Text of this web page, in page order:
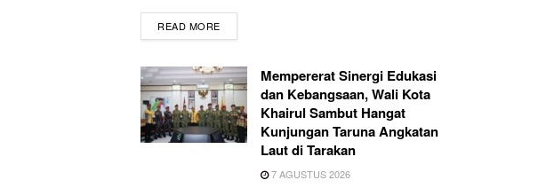
READ MORE
Mempererat Sinergi Edukasi
dan Kebangsaan, Wali Kota
Khairul Sambut Hangat
Kunjungan Taruna Angkatan
Laut di Tarakan
7 AGUSTUS 2026